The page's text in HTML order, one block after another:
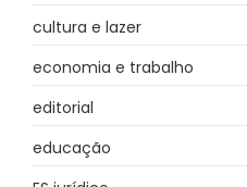
cultura e lazer
economia e trabalho
editorial
educação